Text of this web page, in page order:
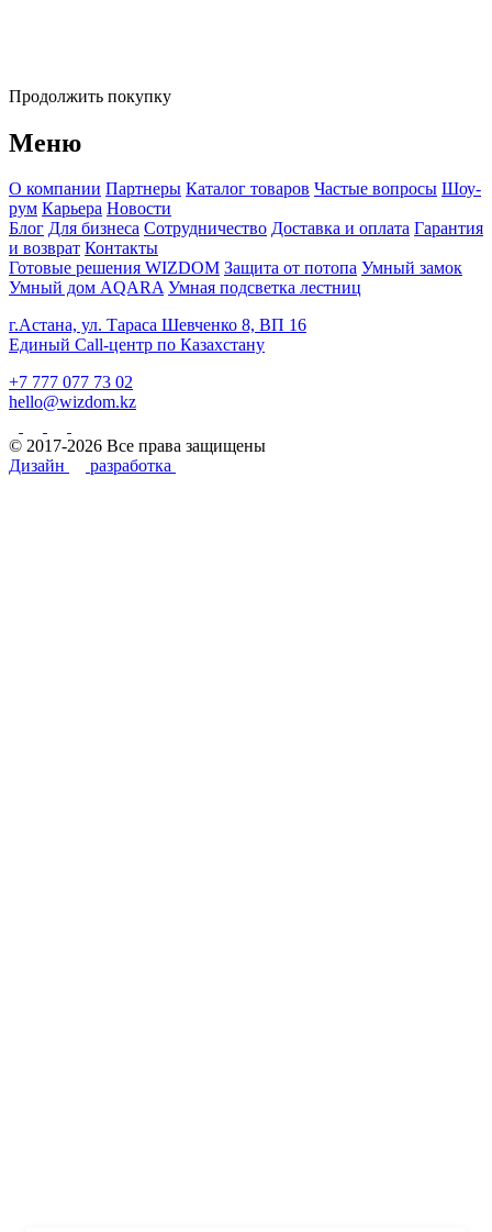
Продолжить покупку
Меню
О компании Партнеры Каталог товаров Частые вопросы Шоу-
рум Карьера Новости
Блог Для бизнеса Сотрудничество Доставка и оплата Гарантия
и возврат Контакты
Готовые решения WIZDOM Защита от потопа Умный замок
Умный дом AQARA Умная подсветка лестниц
г.Астана, ул. Тараса Шевченко 8, ВП 16
Единый Call-центр по Казахстану
+7 777 077 73 02
hello@wizdom.kz
© 2017-2026 Все права защищены
Дизайн
разработка